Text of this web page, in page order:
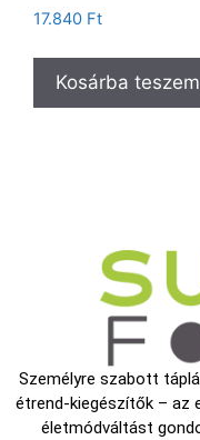
17.840 Ft
Kosárba teszem
Személyre szabott
étrend-kiegészítők – az
életmódváltást